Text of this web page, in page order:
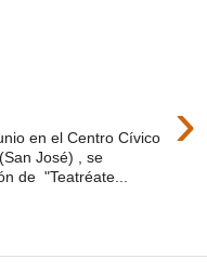
›
en el Centro Cívico
José) , se
de "Teatréate...